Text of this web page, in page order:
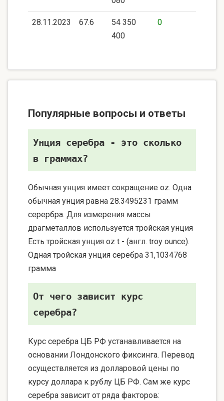
28.11.2023 67.6
54 350
400
0
Популярные вопросы и ответы
Унция серебра - это сколько
в граммах?
Обычная унция имеет сокращение oz. Одна
обычная унция равна 28.3495231 грамм
серербра. Для измерения массы
драгметаллов используется тройская унция
Есть тройская унция oz t - (англ. troy ounce).
Одная тройская унция серебра 31,1034768
грамма
От чего зависит курс
серебра?
Курс серебра ЦБ РФ устанавливается на
основании Лондонского фиксинга. Перевод
осуществляется из долларовой цены по
курсу доллара к рублу ЦБ РФ. Сам же курс
серебра зависит от ряда факторов: